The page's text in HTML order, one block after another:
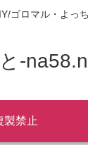
ゴロマル・よっ
-
製禁止